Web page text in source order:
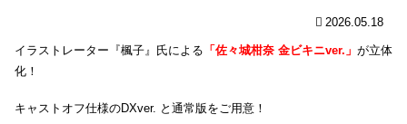
2026.05.18
イラストレーター『楓子』氏による 「佐々城柑奈 金ビキニver.」 が立体
化！
キャストオフ仕様のDXver. と通常版をご用意！